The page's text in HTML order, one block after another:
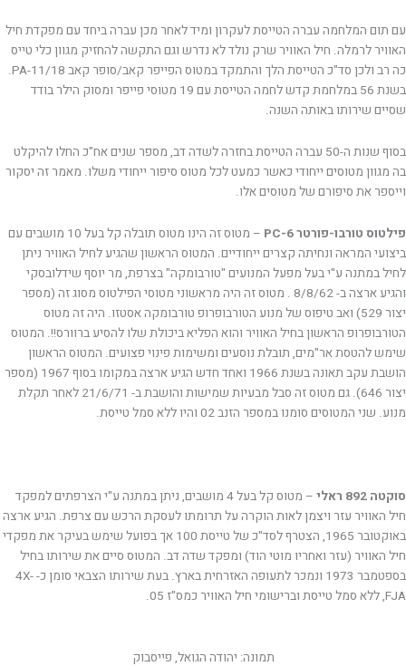
עם תום המלחמה עברה הטייסת לעקרון ומיד לאחר מכן עברה ביחד עם מפקדת חיל
האוויר לרמלה. חיל האוויר שרק נולד לא נדרש וגם התקשה להחזיק מגוון כלי טייס
כה רב ולכן סד"כ הטייסת הלך והתמקד במטוס הפייפר קאב/סופר קאב PA-11/18.
בשנת 56 במלחמת קדש לחמה הטייסת עם 19 מטוסי פייפר ומסוק הילר בודד
שסיים שירותו באותה השנה.
בסוף שנות ה-50 עברה הטייסת בחזרה לשדה דב, מספר שנים אח"כ החלו להיקלט
בה מגוון מטוסים ייחודי כאשר כמעט לכל מטוס סיפור ייחודי משלו. מאמר זה יסקור
וייספר את סיפורם של מטוסים אלו.
פילטוס טורבו-פורטר PC-6
– מטוס זה הינו מטוס תובלה קל בעל 10 מושבים עם
ביצועי המראה ונחיתה קצרים ייחודיים. המטוס הראשון שהגיע לחיל האוויר ניתן
לחיל במתנה ע"י בעל מפעל המנועים "טורבומקה" בצרפת, מר יוסף שידלובסקי
והגיע ארצה ב- 8/8/62 . מטוס זה היה מראשוני מטוסי הפילטוס מסוג זה (מספר
יצור 529) ואב טיפוס של מנוע הטורבופרופ טורבומקה אסטזו. היה זה מטוס
הטורבופרופ הראשון בחיל האוויר והוא הפליא ביכולת שלו להסיע ברוורס!!. המטוס
שימש להטסת אר"מים, תובלת נוסעים ומשימות פינוי פצועים. המטוס הראשון
הושבת עקב תאונה בשנת 1966 ואחד חדש הגיע ארצה במקומו בסוף 1967 (מספר
יצור 646). גם מטוס זה סבל מבעיות שמישות והושבת ב- 21/6/71 לאחר תקלת
מנוע. שני המטוסים סומנו במספר הזנב 02 והיו ללא סמל טייסת.
סוקטה 892 ראלי
– מטוס קל בעל 4 מושבים, ניתן במתנה ע"י הצרפתים למפקד
חיל האוויר עזר ויצמן לאות הוקרה על תרומתו לעסקת הרכש עם צרפת. הגיע ארצה
באוקטובר 1965, הצטרף לסד"כ של טייסת 100 אך בפועל שימש בעיקר את מפקדי
חיל האוויר (עזר ואחריו מוטי הוד) ומפקד שדה דב. המטוס סיים את שירותו בחיל
בספטמבר 1973 ונמכר לתעופה האזרחית בארץ. בעת שירותו הצבאי סומן כ- 4X-
FJA, ללא סמל טייסת וברישומי חיל האוויר כמס"ז 05.
תמונה: יהודה הגואל, פייסבוק